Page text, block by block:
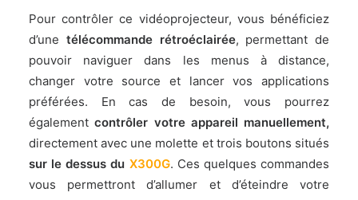
Pour contrôler ce vidéoprojecteur, vous bénéficiez
d’une télécommande rétroéclairée, permettant de
pouvoir naviguer dans les menus à distance,
changer votre source et lancer vos applications
préférées. En cas de besoin, vous pourrez
égalementcontrôler votre appareil manuellement,
directement avec une molette et trois boutons situés
sur le dessus du X300G. Ces quelques commandes
vous permettront d’allumer et d’éteindre votre